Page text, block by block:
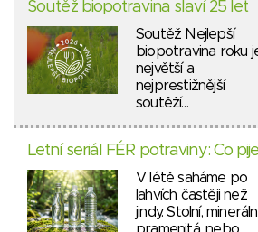
Soutěž biopotravina slaví 25 let
Soutěž Nejlepší
biopotravina roku
největší a
nejprestižnější
soutěží…
Letní seriál FÉR potraviny: Co
V létě saháme po
lahvích častěji než
jindy. Stolní,